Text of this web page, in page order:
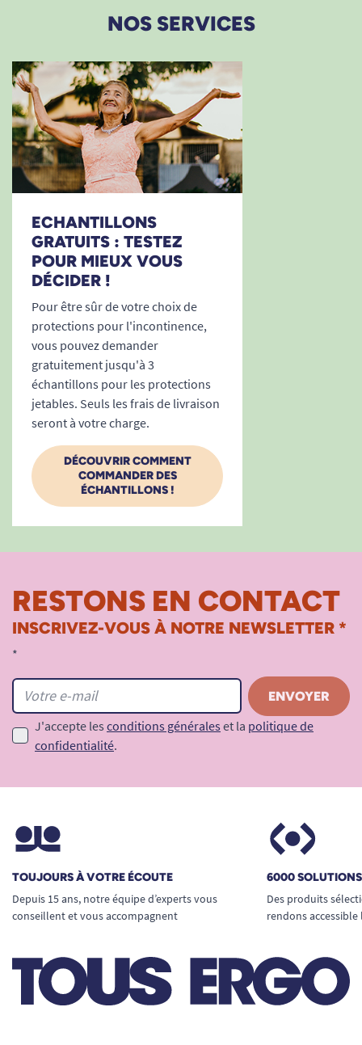
Facilité de mise en place: pose allongée ou
facilitée.
Paquet de 30 protections: format
économique et pratique.
La San SENI Plus Extra est bien plus qu’une
simple protection : elle accompagne l’utilisateur
avec discrétion, confort et sûreté. Pour profiter
dignité, quelle que soit l’intensité de
l’incontinence.
Besoin d’accompagnement dans votre choix ?
Consultez notreguide pour bien choisir vos
protectionsou contactez un conseiller Tous
Ergo.
Voir tous les produits pour m’aider à gérer mes
problèmes d’incontinence.
NOS SERVICES
ECHANTILLONS
GRATUITS : TESTEZ
POUR MIEUX VOUS
DÉCIDER !
Pour être sûr de votre choix de
protections pour l'incontinence,
vous pouvez demander
gratuitement jusqu'à 3
échantillons pour les protections
jetables. Seuls les frais de livraison
seront à votre charge.
DÉCOUVRIR COMMENT
COMMANDER DES
ÉCHANTILLONS !
RESTONS EN CONTACT
INSCRIVEZ-VOUS À NOTRE NEWSLETTER *
*
J'accepte les conditions générales et la politique de
confidentialité.
TOUJOURS À VOTRE ÉCOUTE
Depuis 15 ans, notre équipe d’experts vous
conseillent et vous accompagnent
6000
Des produits
rendons